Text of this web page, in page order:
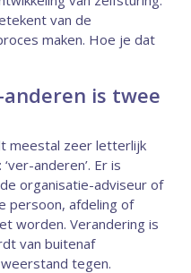
van de
maken. Hoe je dat
is twee
meestal zeer letterlijk
anderen’. Er is
organisatie-adviseur of
persoon, afdeling of
worden. Verandering is
van buitenaf
tegen.